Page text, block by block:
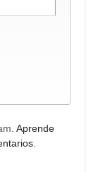
Aprende